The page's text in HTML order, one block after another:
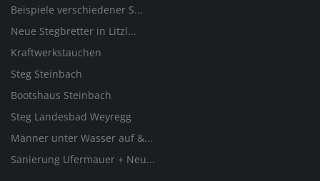
Beispiele verschiedener S...
Neue Stegbretter in Litzl...
Kraftwerkstauchen
Steg Steinbach
Bootshaus Steinbach
Steg Landesbad Weyregg
Männer unter Wasser auf &...
Sanierung Ufermauer + Neu...